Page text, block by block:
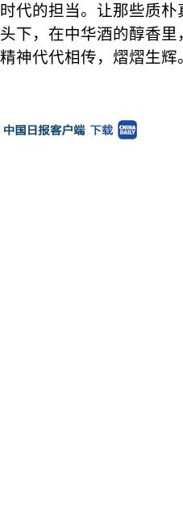
时代的担当。让那些质
头下，在中华酒的醇香里
精神代代相传，熠熠生辉